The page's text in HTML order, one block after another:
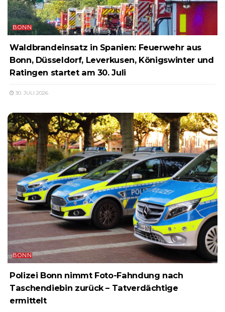
BONN
Waldbrandeinsatz in Spanien: Feuerwehr aus
Bonn, Düsseldorf, Leverkusen, Königswinter und
Ratingen startet am 30. Juli
30. JULI 2026
BONN
Polizei Bonn nimmt Foto-Fahndung nach
Taschendiebin zurück – Tatverdächtige
ermittelt